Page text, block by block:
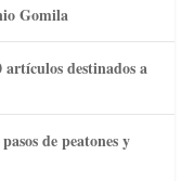
Gomila
destinados a
de peatones y